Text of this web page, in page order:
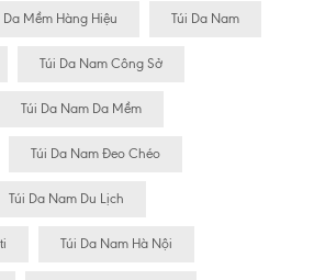
Da Mềm Hàng Hiệu Túi Da Nam
Túi Da Nam Công Sở
Túi Da Nam Da Mềm
Túi Da Nam Đeo Chéo
Túi Da Nam Du Lịch
Túi Da Nam Hà Nội